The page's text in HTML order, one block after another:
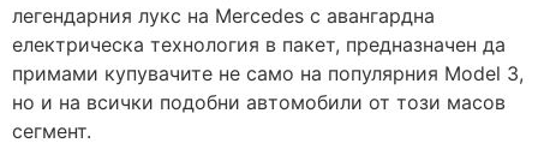
легендарния лукс на Mercedes с авангардна
електрическа технология в пакет, предназначен да
примами купувачите не само на популярния Model 3,
но и на всички подобни автомобили от този масов
сегмент.